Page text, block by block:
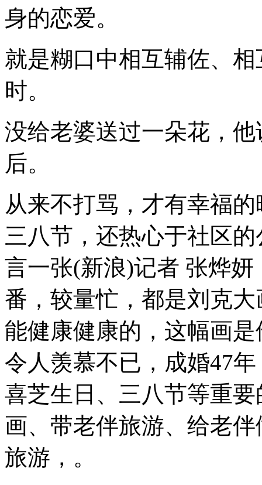
身的恋爱。
就是糊口中相互辅佐、
时。
没给老婆送过一朵花，
后。
从来不打骂，才有幸福
三八节，还热心于社区
言一张(新浪)记者 张烨
番，较量忙，都是刘克
能健康健康的，这幅画
令人羡慕不已，成婚47
喜芝生日、三八节等重
画、带老伴旅游、给老
旅游，。